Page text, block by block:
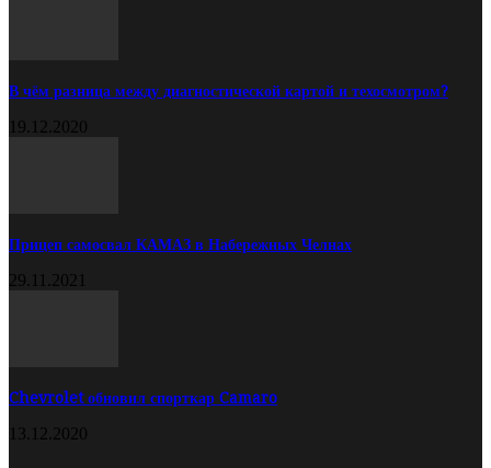
В чём разница между диагностической картой и техосмотром?
19.12.2020
Прицеп самосвал КАМАЗ в Набережных Челнах
29.11.2021
Chevrolet обновил спорткар Camaro
13.12.2020